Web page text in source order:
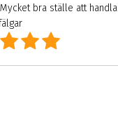
bra ställe att handla